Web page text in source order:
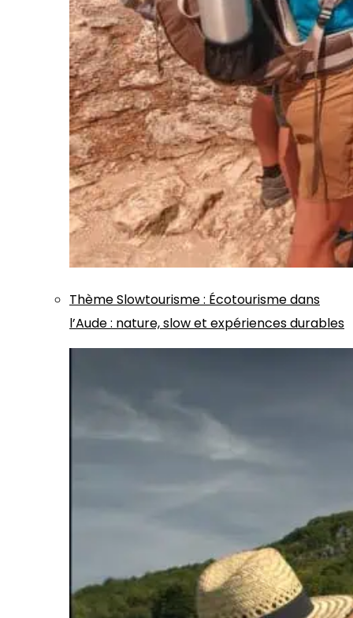
ThèmeSlowtourisme: Écotourisme dans
l’Aude : nature, slow et expériences durables